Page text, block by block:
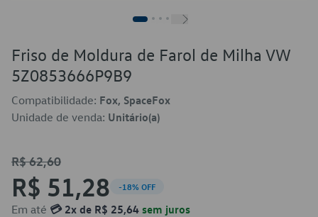
Friso de Moldura de Farol de Milha VW
5Z0853666P9B9
Compatibilidade: Fox, SpaceFox
Unidade de venda: Unitário(a)
R$ 62,60
R$ 51,28 -18% OFF
Em até 💳 2x de R$ 25,64 sem juros